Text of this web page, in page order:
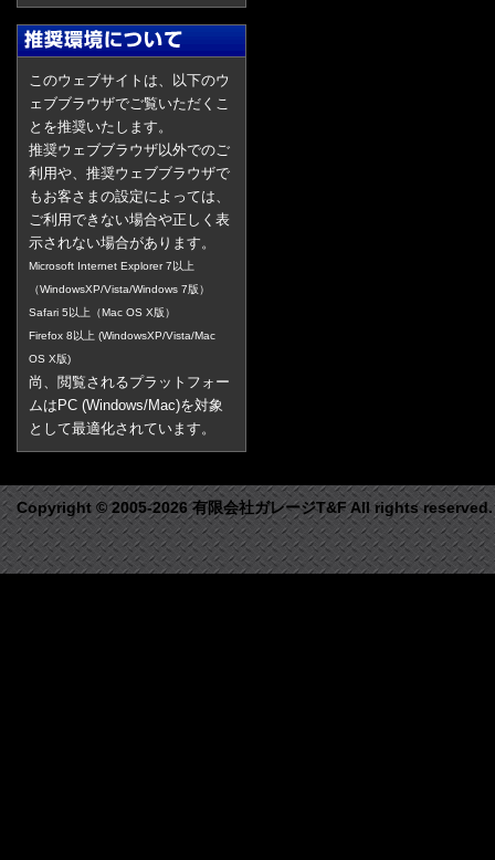
このウェブサイトは、以下のウ
ェブブラウザでご覧いただくこ
とを推奨いたします。
推奨ウェブブラウザ以外でのご
利用や、推奨ウェブブラウザで
もお客さまの設定によっては、
ご利用できない場合や正しく表
示されない場合があります。
Microsoft Internet Explorer 7以上
（WindowsXP/Vista/Windows 7版）
Safari 5以上（Mac OS X版）
Firefox 8以上 (WindowsXP/Vista/Mac
OS X版)
尚、閲覧されるプラットフォー
ムはPC (Windows/Mac)を対象
として最適化されています。
Copyright © 2005-2026 有限会社ガレージT&F All rights reserved.